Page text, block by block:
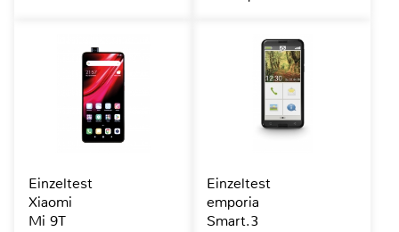
Einzeltest
Xiaomi
Mi 9T
Einzeltest
emporia
Smart.3